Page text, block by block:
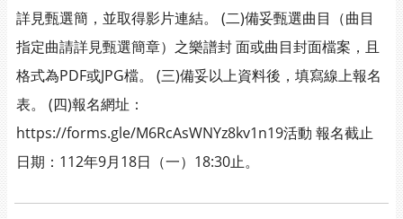
詳見甄選簡，並取得影片連結。 (二)備妥甄選曲目（曲目
指定曲請詳見甄選簡章）之樂譜封 面或曲目封面檔案，且
格式為PDF或JPG檔。 (三)備妥以上資料後，填寫線上報名
表。 (四)報名網址：
https://forms.gle/M6RcAsWNYz8kv1n19活動 報名截止
日期：112年9月18日（一）18:30止。